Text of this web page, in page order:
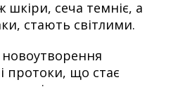
шкіри, сеча темніє, а
стають світлими.
протоки, що стає